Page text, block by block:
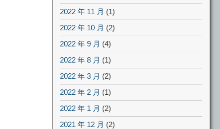
2022 年 11 月 (1)
2022 年 10 月 (2)
2022 年 9 月 (4)
2022 年 8 月 (1)
2022 年 3 月 (2)
2022 年 2 月 (1)
2022 年 1 月 (2)
2021 年 12 月 (2)